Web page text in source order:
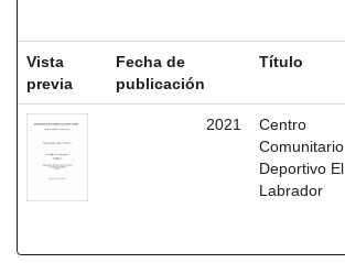
Vista
previa
Fecha de
publicación
Título
2021
Centro
Comunitario
Deportivo El
Labrador